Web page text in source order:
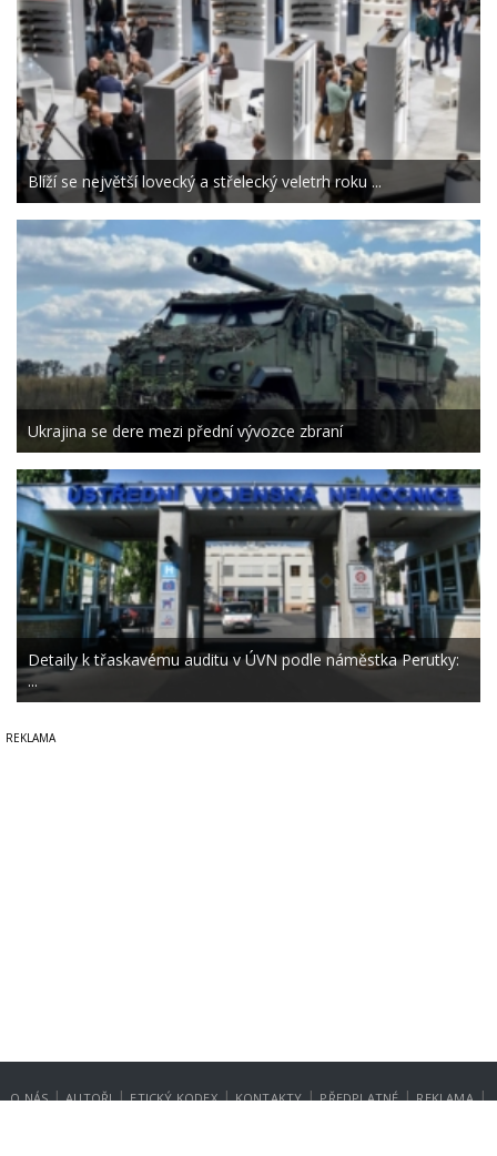
Blíží se největší lovecký a střelecký veletrh roku ...
Ukrajina se dere mezi přední vývozce zbraní
Detaily k třaskavému auditu v ÚVN podle náměstka Perutky:
...
O NÁS | AUTOŘI | ETICKÝ KODEX | KONTAKTY | PŘEDPLATNÉ | REKLAMA |